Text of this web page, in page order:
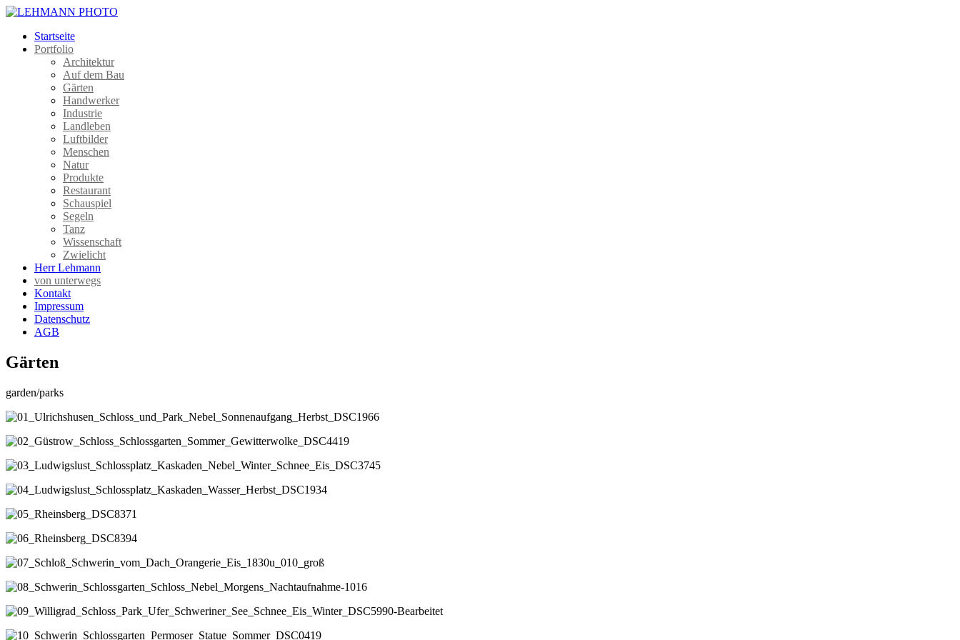
Startseite
Portfolio
Architektur
Auf dem Bau
Gärten
Handwerker
Industrie
Landleben
Luftbilder
Menschen
Natur
Produkte
Restaurant
Schauspiel
Segeln
Tanz
Wissenschaft
Zwielicht
Herr Lehmann
von unterwegs
Kontakt
Impressum
Datenschutz
AGB
Gärten
garden/parks